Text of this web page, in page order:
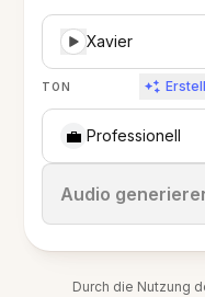
Xavier
TON
💼 Professionell
AudioStoppen
Durch die Nutzung